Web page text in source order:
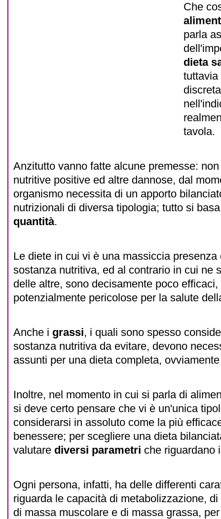
Che
parla
dieta
tuttavia
tavola.
Anzitutto vanno fatte alcune premesse:
nutritive positive ed altre dannose, dal
organismo necessita di un apporto
nutrizionali di diversa tipologia; tutto si
quantità.
Le diete in cui vi è una massiccia
sostanza nutritiva, ed al contrario in cui ne
delle altre, sono decisamente poco
potenzialmente pericolose per la salute
Anche i grassi, i quali sono spesso
sostanza nutritiva da evitare, devono
assunti per una dieta completa,
Inoltre, nel momento in cui si parla di
si deve certo pensare che vi è un'unica
considerarsi in assoluto come la più
benessere; per scegliere una dieta
valutare diversi parametri che riguardano
Ogni persona, infatti, ha delle differenti
riguarda le capacità di metabolizzazione,
di massa muscolare e di massa grassa,